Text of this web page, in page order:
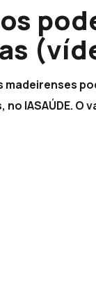
IASAÚDE.